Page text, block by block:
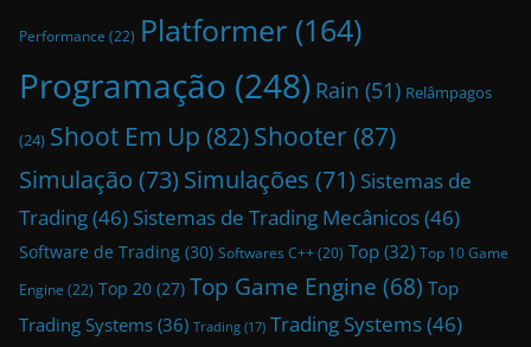
Performance (22) Platformer (164)
Programação (248) Rain (51) Relâmpagos
(24) Shoot Em Up (82)Shooter (87)
Simulação (73) Simulações (71) Sistemas de
Trading(46) Sistemas de Trading Mecânicos(46)
Software de Trading (30) Softwares C++ (20) Top (32) Top 10 Game
Engine (22) Top 20 (27) Top Game Engine (68) Top
Trading Systems (36) Trading (17) Trading Systems(46)